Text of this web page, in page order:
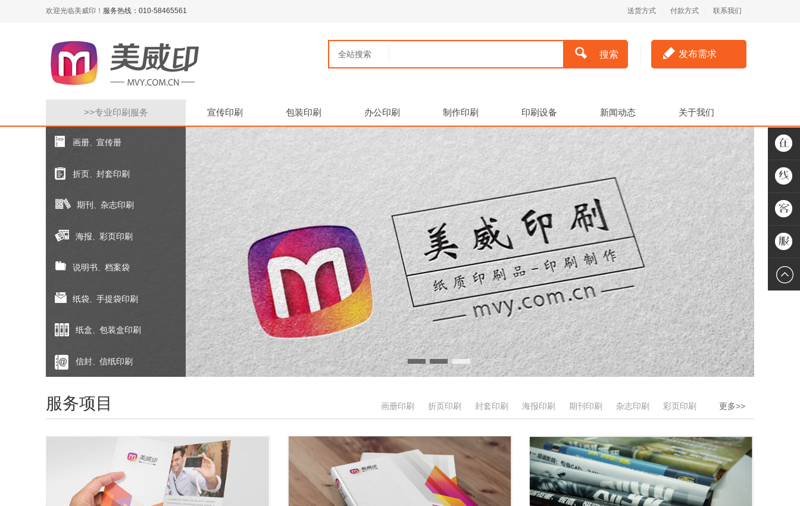
欢迎光临美威印！ 服务热线：010-58465561 送货方式 付款方式 联系我们
全站搜索 搜索 发布需求
>>专业印刷服务 宣传印刷 包装印刷 办公印刷 制作印刷 印刷设备 新闻动态 关于我们
画册、 宣传册
折页 封套印刷
期刊 、 杂志印刷
海报 彩页印刷
说明书、 档案袋
纸袋 手提袋印刷
纸盒、 包装盒印刷
信封 信纸印刷
服务项目 画册印刷 折页印刷 封套印刷 海报印刷 期刊印刷 杂志印刷 彩页印刷 更多>>
在线客
服
在线客
服
在线客
在线客